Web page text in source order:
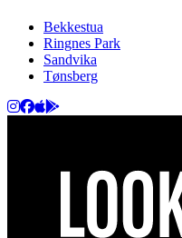
Bekkestua
Ringnes Park
Sandvika
Tønsberg